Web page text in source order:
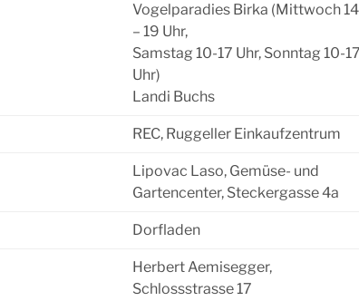
Vogelparadies Birka (Mittwoch 14
– 19 Uhr,
Samstag 10-17 Uhr, Sonntag 10-17
Uhr)
Landi Buchs
REC, Ruggeller Einkaufzentrum
Lipovac Laso, Gemüse- und
Gartencenter, Steckergasse 4a
Dorfladen
Herbert Aemisegger,
Schlossstrasse 17